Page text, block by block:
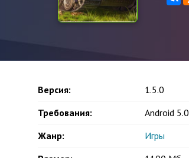
Версия:
1.5.0
Требования:
Android 5.0
Жанр:
Игры